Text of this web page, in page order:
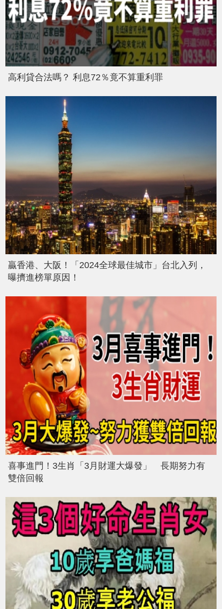
高利貸合法嗎？ 利息72％竟不算重利罪
贏香港、大阪！「2024全球最佳城市」台北入列，
曝擠進榜單原因！
喜事進門！3生肖「3月財運大爆發」 長期努力有
雙倍回報